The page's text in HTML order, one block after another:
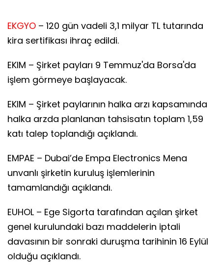
EKGYO – 120 gün vadeli 3,1 milyar TL tutarında
kira sertifikası ihraç edildi.
EKIM – Şirket payları 9 Temmuz'da Borsa'da
işlem görmeye başlayacak.
EKIM – Şirket paylarının halka arzı kapsamında
halka arzda planlanan tahsisatın toplam 1,59
katı talep toplandığı açıklandı.
EMPAE – Dubai’de Empa Electronics Mena
unvanlı şirketin kuruluş işlemlerinin
tamamlandığı açıklandı.
EUHOL – Ege Sigorta tarafından açılan şirket
genel kurulundaki bazı maddelerin iptali
davasının bir sonraki duruşma tarihinin 16 Eylül
olduğu açıklandı.